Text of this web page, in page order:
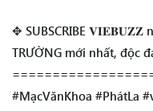
✥ SUBSCRIBE 𝐕𝐈𝐄𝐁𝐔𝐙𝐙
TRƯỜNG mới nhất, độc
#MạcVănKhoa #PhátLa